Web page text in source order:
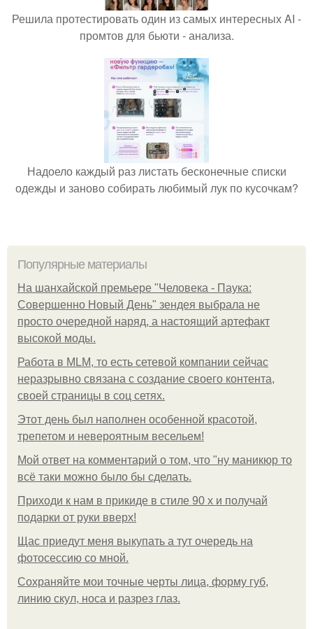
Решила протестировать один из самых интересных AI -
промтов для бьюти - анализа.
Надоело каждый раз листать бесконечные списки
одежды и заново собирать любимый лук по кусочкам?
Популярные материалы
На шанхайской премьере "Человека - Паука:
Совершенно Новый День" зендея выбрала не
просто очередной наряд, а настоящий артефакт
высокой моды.
Работа в MLM, то есть сетевой компании сейчас
неразрывно связана с создание своего контента,
своей страницы в соц сетях.
Этот день был наполнен особенной красотой,
трепетом и невероятным весельем!
Мой ответ на комментарий о том, что "ну маникюр то
всё таки можно было бы сделать.
Приходи к нам в прикиде в стиле 90 х и получай
подарки от руки вверх!
Щас приедут меня выкупать а тут очередь на
фотосессию со мной.
Сохраняйте мои точные черты лица, форму губ,
линию скул, носа и разрез глаз.